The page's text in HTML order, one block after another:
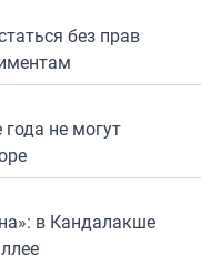
без прав
не могут
в Кандалакше